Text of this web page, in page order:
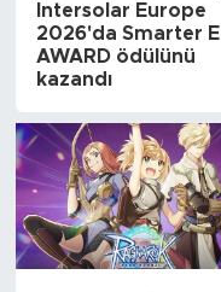
Intersolar Europe
2026'da Smarter E
AWARD ödülünü
kazandı